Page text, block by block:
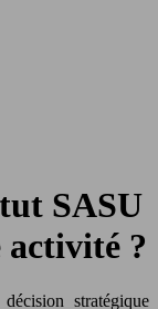
SASU
activité ?